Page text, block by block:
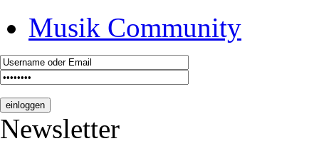
Musik Community
Newsletter